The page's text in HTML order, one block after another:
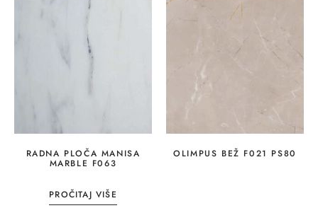
RADNA PLOČA MANISA
MARBLE F063
PROČITAJ VIŠE
OLIMPUS BEŽ F021 PS80